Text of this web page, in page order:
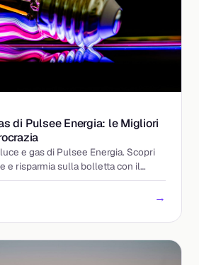
di Pulsee Energia: le Migliori
e gas di Pulsee Energia. Scopri
e risparmia sulla bolletta con il
→